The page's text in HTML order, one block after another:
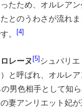
たため、オルレア
とのうわさが流れ
。
4
レーヌ 5 シュバリ
）と呼ばれ、オルレ
男色相手として知
妻アンリエット妃